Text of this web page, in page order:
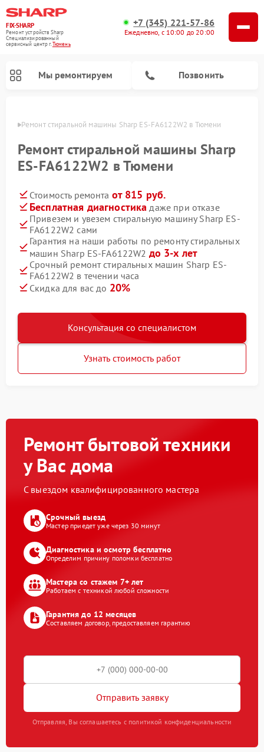
FIX-SHARP
Ремонт устройств Sharp
Специализированный
cервисный центр г.Тюмень
+7 (345) 221-57-86
Ежедневно, с 10:00 до 20:00
Мы ремонтируем Позвонить
Ремонт стиральной машины Sharp ES-FA6122W2 в Тюмени
Ремонт стиральной машины Sharp
ES-FA6122W2 в Тюмени
Стоимость ремонта от 815 руб.
Бесплатная диагностика даже при отказе
Привезем и увезем стиральную машину Sharp ES-
FA6122W2 сами
Гарантия на наши работы по ремонту стиральных
машин Sharp ES-FA6122W2 до 3-х лет
Срочный ремонт стиральных машин Sharp ES-
FA6122W2 в течении часа
Скидка для вас до 20%
Консультация со специалистом
Узнать стоимость работ
Ремонт бытовой техники
у Вас дома
С выездом квалифицированного мастера
Срочный выезд
Мастер приедет уже через 30 минут
Диагностика и осмотр бесплатно
Определим причину поломки бесплатно
Мастера со стажем 7+ лет
Работаем с техникой любой сложности
Гарантия до 12 месяцев
Составляем договор, предоставляем гарантию
Отправить заявку
Отправляя, Вы соглашаетесь с политикой конфиденциальности